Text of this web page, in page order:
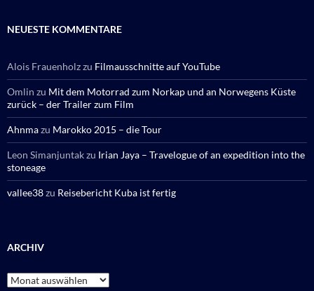
NEUESTE KOMMENTARE
Alois Frauenholzzu Filmausschnitte auf YouTube
Omlin zu Mit dem Motorrad zum Norkap und an Norwegens Küste
zurück – der Trailer zum Film
Ahnmazu Marokko 2015 – die Tour
Leon Simanjuntakzu Irian Jaya – Travelogue of an expedition into the
stoneage
vallee38zu Reisebericht Kuba ist fertig
ARCHIV
Archiv